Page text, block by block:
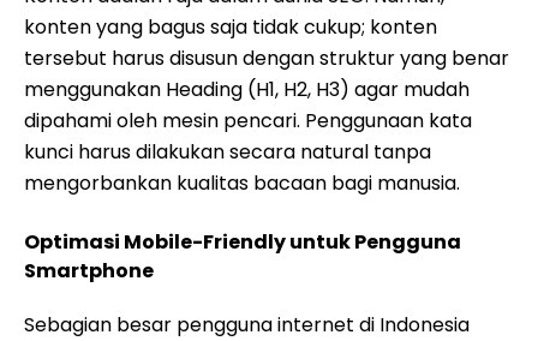
konten yang bagus saja tidak cukup; konten
tersebut harus disusun dengan struktur yang benar
menggunakan Heading (H1, H2, H3) agar mudah
dipahami oleh mesin pencari. Penggunaan kata
kunci harus dilakukan secara natural tanpa
mengorbankan kualitas bacaan bagi manusia.
Optimasi Mobile-Friendly untuk Pengguna
Smartphone
Sebagian besar pengguna internet di Indonesia